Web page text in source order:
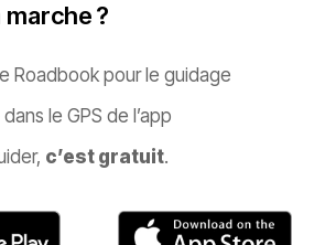
?
Roadbook pour le guidage
le GPS de l’app
c’est gratuit.